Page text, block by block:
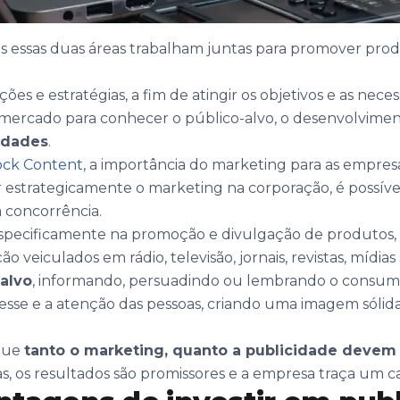
essas duas áreas trabalham juntas para promover
e estratégias, a fim de atingir os objetivos e as
para conhecer o público-alvo, o
.
Content, a importância do marketing para as
estrategicamente o marketing na corporação, é
concorrência.
na promoção e divulgação de produtos,
veiculados em rádio, televisão, jornais, revistas,
, informando, persuadindo ou lembrando o
e a atenção das pessoas, criando uma imagem
tanto o marketing, quanto a publicidade
os resultados são promissores e a empresa traça um